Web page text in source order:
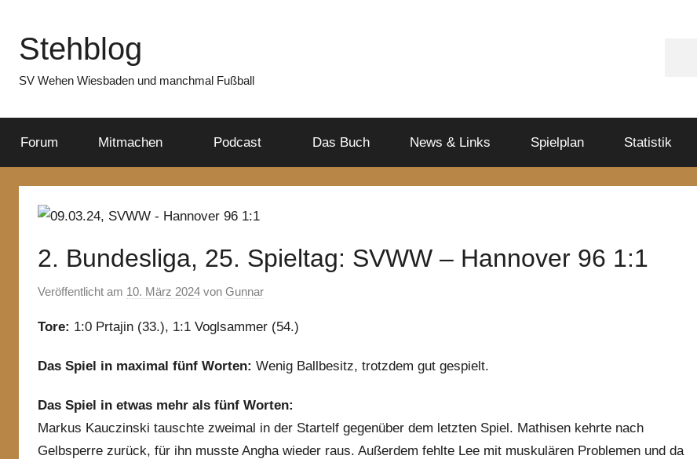
springen
Stehblog
SV Wehen Wiesbaden und manchmal Fußball
Forum Mitmachen Podcast Das Buch News & Links Spielplan Statistik
2. Bundesliga, 25. Spieltag: SVWW – Hannover 96 1:1
Veröffentlicht am 10. März 2024 von Gunnar
Tore: 1:0 Prtajin (33.), 1:1 Voglsammer (54.)
Das Spiel in maximal fünf Worten: Wenig Ballbesitz, trotzdem gut gespielt.
Das Spiel in etwas mehr als fünf Worten:
Markus Kauczinski tauschte zweimal in der Startelf gegenüber dem letzten Spiel. Mathisen kehrte nach
Gelbsperre zurück, für ihn musste Angha wieder raus. Außerdem fehlte Lee mit muskulären Problemen und da